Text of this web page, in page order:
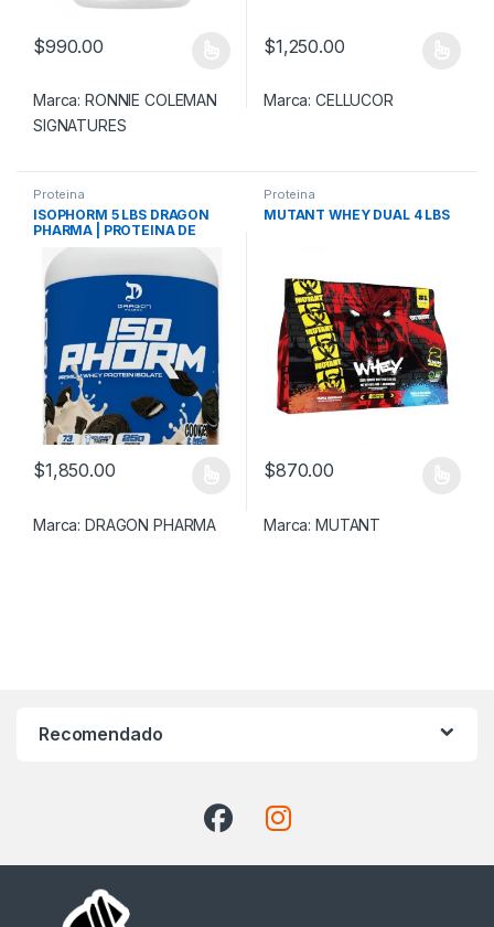
$990.00
Este producto tiene múltiples variantes. Las opciones se
Marca:RONNIE COLEMAN
SIGNATURES
$1,250.00
Este producto tiene múltiples
Marca:CELLUCOR
Proteina
ISOPHORM 5 LBS DRAGON
PHARMA | PROTEINA DE
ALTA CALIDAD
$1,850.00
Este producto tiene múltiples variantes. Las opciones se
Marca:DRAGON PHARMA
Proteina
MUTANT WHEY DUAL 4 LBS
$870.00
Marca:MUTANT
Recomendado